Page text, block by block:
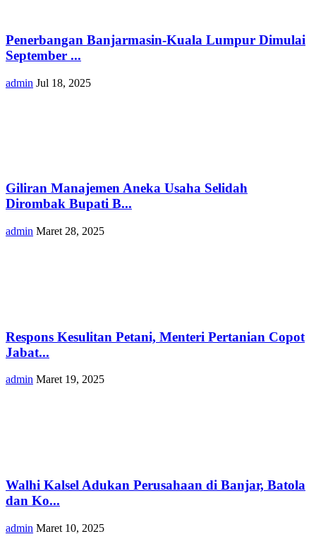
Penerbangan Banjarmasin-Kuala Lumpur Dimulai
September ...
admin Jul 18, 2025
Giliran Manajemen Aneka Usaha Selidah
Dirombak Bupati B...
admin Maret 28, 2025
Respons Kesulitan Petani, Menteri Pertanian Copot
Jabat...
admin Maret 19, 2025
Walhi Kalsel Adukan Perusahaan di Banjar, Batola
dan Ko...
admin Maret 10, 2025